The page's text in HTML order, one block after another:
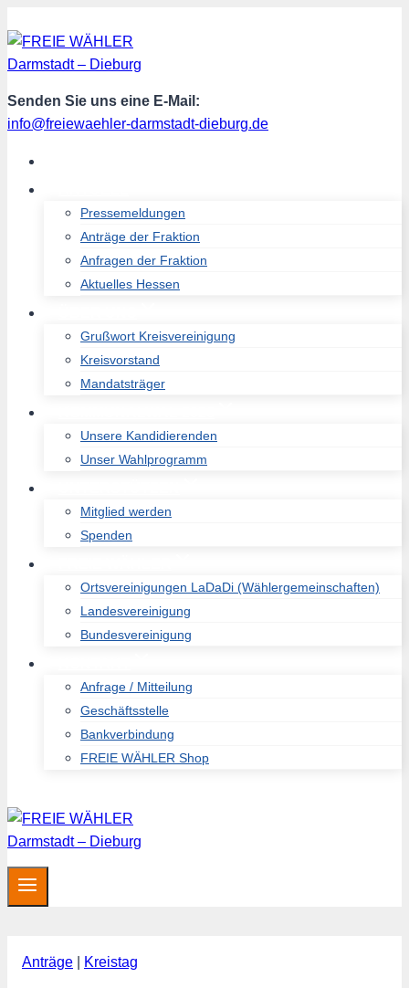
Inhalt
springen
Senden Sie uns eine E-Mail:
info@freiewaehler-darmstadt-dieburg.de
Pressemeldungen
Anträge der Fraktion
Anfragen der Fraktion
Aktuelles Hessen
Grußwort Kreisvereinigung
Kreisvorstand
Mandatsträger
Unsere Kandidierenden
Unser Wahlprogramm
Mitglied werden
Spenden
Ortsvereinigungen LaDaDi (Wählergemeinschaften)
Landesvereinigung
Bundesvereinigung
Anfrage / Mitteilung
Geschäftsstelle
Bankverbindung
FREIE WÄHLER Shop
Anträge Kreistag